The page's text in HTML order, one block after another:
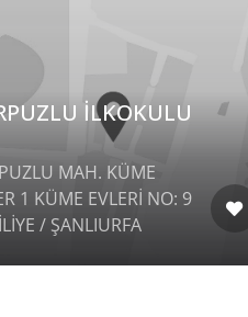
İLKOKULU
MAH. KÜME
1 KÜME EVLERİ NO: 9
/ ŞANLIURFA